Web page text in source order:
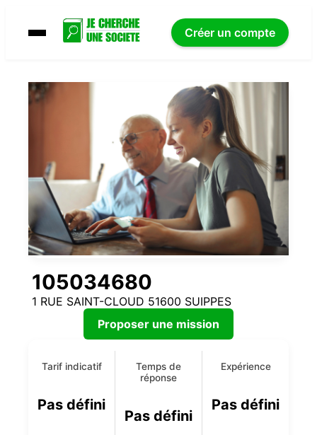
Créer un compte
105034680
1 RUE SAINT-CLOUD 51600 SUIPPES
Proposer une mission
Tarif indicatif
Pas défini
Temps de
réponse
Pas défini
Expérience
Pas défini